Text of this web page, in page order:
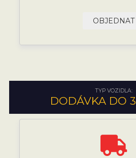
OBJEDNAT
TYP VOZIDLA:
DODÁVKA DO